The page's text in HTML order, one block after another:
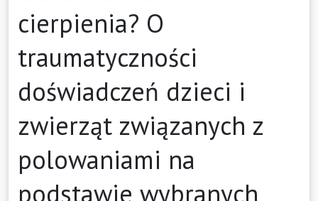
cierpienia? O
traumatyczności
doświadczeń dzieci i
zwierząt związanych z
polowaniami na
podstawie wybranych